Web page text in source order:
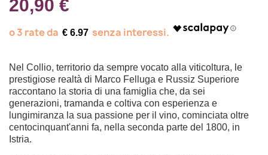
20,90 €
€ 6.97
Nel Collio, territorio da sempre vocato alla viticoltura, le
prestigiose realtà di Marco Felluga e Russiz Superiore
raccontano la storia di una famiglia che, da sei
generazioni, tramanda e coltiva con esperienza e
lungimiranza la sua passione per il vino, cominciata oltre
centocinquant'anni fa, nella seconda parte del 1800, in
Istria.